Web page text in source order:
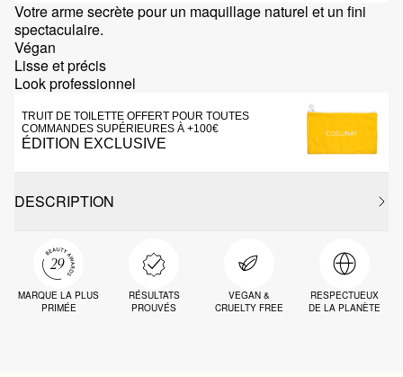
Votre arme secrète pour un maquillage naturel et un fini
spectaculaire.
Végan
Lisse et précis
Look professionnel
TRUIT DE TOILETTE OFFERT POUR TOUTES
COMMANDES SUPÉRIEURES À +100€
ÉDITION EXCLUSIVE
DESCRIPTION
MARQUE LA PLUS
PRIMÉE
RÉSULTATS
PROUVÉS
VEGAN &
CRUELTY FREE
RESPECTUEUX
DE LA PLANÈTE